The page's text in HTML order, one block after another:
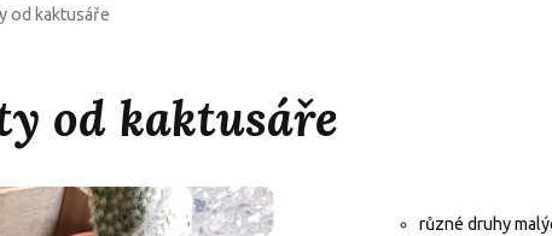
od kaktusáře
od kaktusáře
různé druhy